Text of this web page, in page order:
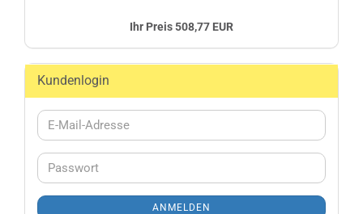
Ihr Preis 508,77 EUR
Kundenlogin
E-
Mail-
Passwort
ANMELDEN